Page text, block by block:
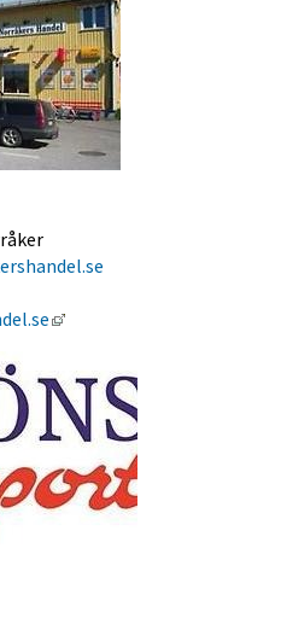
Länk till annan